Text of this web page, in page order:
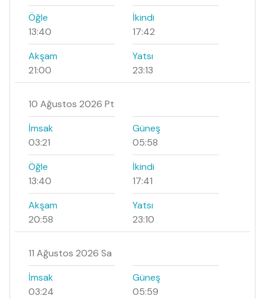
Öğle
13:40
İkindi
17:42
Akşam
21:00
Yatsı
23:13
10 Ağustos 2026 Pt
İmsak
03:21
Güneş
05:58
Öğle
13:40
İkindi
17:41
Akşam
20:58
Yatsı
23:10
11 Ağustos 2026 Sa
İmsak
03:24
Güneş
05:59